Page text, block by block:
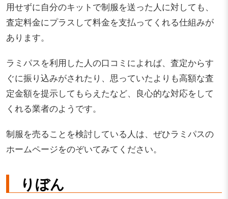
用せずに自分のキットで制服を送った人に対しても、
査定料金にプラスして料金を支払ってくれる仕組みが
あります。
ラミパスを利用した人の口コミによれば、査定からす
ぐに振り込みがされたり、思っていたよりも高額な査
定金額を提示してもらえたなど、良心的な対応をして
くれる業者のようです。
制服を売ることを検討している人は、ぜひラミパスの
ホームページをのぞいてみてください。
りぼん